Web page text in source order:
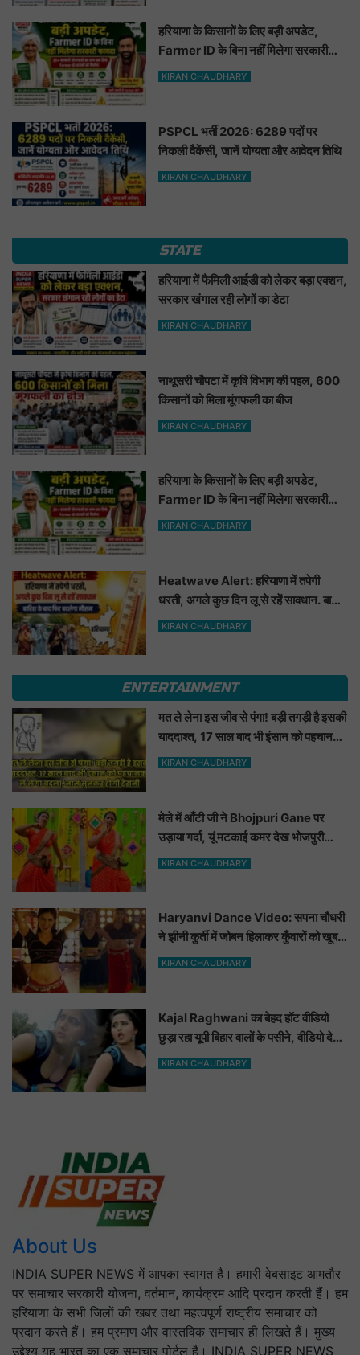
हरियाणा के किसानों के लिए बड़ी अपडेट,
Farmer ID के बिना नहीं मिलेगा सरकारी
फायदा
KIRAN CHAUDHARY
PSPCL भर्ती 2026: 6289 पदों पर
निकली वैकेंसी, जानें योग्यता और आवेदन तिथि
KIRAN CHAUDHARY
STATE
हरियाणा में फैमिली आईडी को लेकर बड़ा एक्शन,
सरकार खंगाल रही लोगों का डेटा
KIRAN CHAUDHARY
नाथूसरी चौपटा में कृषि विभाग की पहल, 600
किसानों को मिला मूंगफली का बीज
KIRAN CHAUDHARY
हरियाणा के किसानों के लिए बड़ी अपडेट,
Farmer ID के बिना नहीं मिलेगा सरकारी
फायदा
KIRAN CHAUDHARY
Heatwave Alert: हरियाणा में तपेगी
धरती, अगले कुछ दिन लू से रहें सावधान. बारिश
के बाद फिर बदलेगा मौसम
KIRAN CHAUDHARY
ENTERTAINMENT
मत ले लेना इस जीव से पंगा! बड़ी तगड़ी है इसकी
याददाश्त, 17 साल बाद भी इंसान को पहचानकर
ले लेगा बदला, नाम सुनकर होगी हैरानी...
KIRAN CHAUDHARY
मेले में आँटी जी ने Bhojpuri Gane पर
उड़ाया गर्दा, यूं मटकाई कमर देख भोजपुरी
हसीनाएं भी शरमाई a
KIRAN CHAUDHARY
Haryanvi Dance Video: सपना चौधरी
ने झीनी कुर्ती में जोबन हिलाकर कुँवारों को खूब
ललचाया, यूट्यूब पर छाया Hot Dance
KIRAN CHAUDHARY
Kajal Raghwani का बेहद हॉट वीडियो
छुड़ा रहा यूपी बिहार वालों के पसीने, वीडियो देख
आप भी हो जाओगे बेकाबू
KIRAN CHAUDHARY
About Us
INDIA SUPER NEWS में आपका स्वागत है। हमारी वेबसाइट आमतौर
पर समाचार सरकारी योजना, वर्तमान, कार्यक्रम आदि प्रदान करती हैं। हम
हरियाणा के सभी जिलों की खबर तथा महत्वपूर्ण राष्ट्रीय समाचार को
प्रदान करते हैं। हम प्रमाण और वास्तविक समाचार ही लिखते हैं। मुख्य
उद्देश्य यह भारत का एक समाचार पोर्टल है। INDIA SUPER NEWS